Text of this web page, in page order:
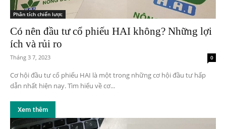
Phân tích chiến lược
Có nên đầu tư cổ phiếu HAI không? Những lợi
ích và rủi ro
Tháng 3 7, 2023 0
Cơ hội đầu tư cổ phiếu HAI là một trong những cơ hội đầu tư hấp
dẫn nhất hiện nay. Tìm hiểu về cơ...
Xem thêm